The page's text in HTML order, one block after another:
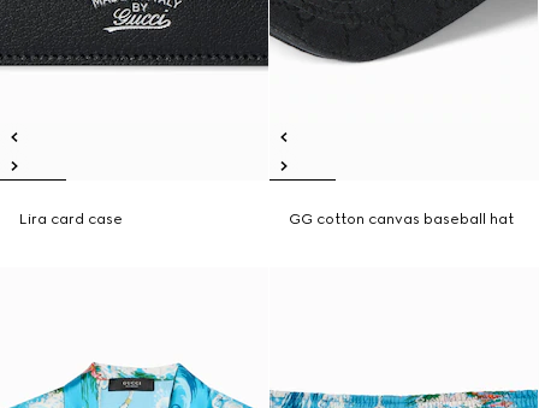
Lira card case GG cotton canvas baseball hat